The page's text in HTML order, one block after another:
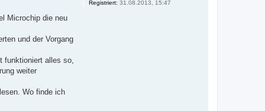
Registriert: 31.08.2013, 15:47
Microchip die neu
und der Vorgang
funktioniert alles so,
weiter
Wo finde ich